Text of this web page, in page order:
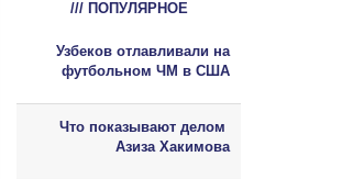
/// ПОПУЛЯРНОЕ
Узбеков отлавливали на
футбольном ЧМ в США
Что показывают делом
Азиза Хакимова